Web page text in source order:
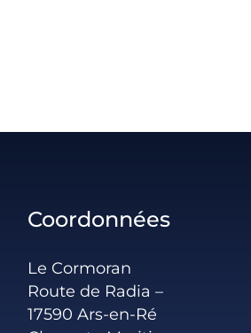
Coordonnées
Le Cormoran
Route de Radia –
17590 Ars-en-Ré